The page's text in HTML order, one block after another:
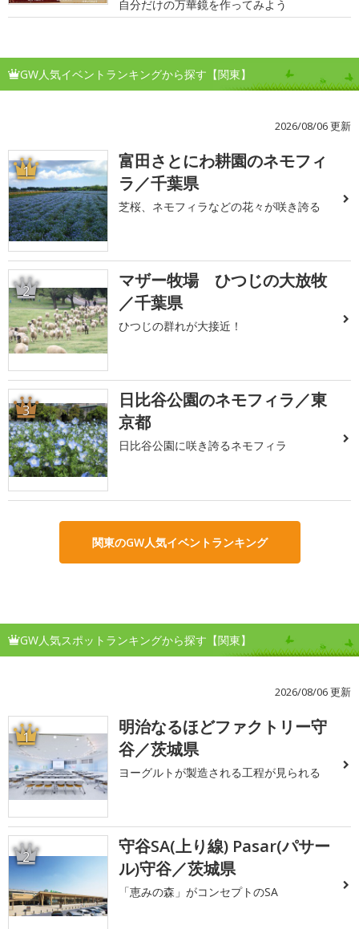
自分だけの万華鏡を作ってみよう
GW人気イベントランキングから探す【関東】
2026/08/06 更新
1
富田さとにわ耕園のネモフィ
ラ／千葉県
芝桜、ネモフィラなどの花々が咲き誇る
2
マザー牧場 ひつじの大放牧
／千葉県
ひつじの群れが大接近！
3
日比谷公園のネモフィラ／東
京都
日比谷公園に咲き誇るネモフィラ
関東のGW人気イベントランキング
GW人気スポットランキングから探す【関東】
2026/08/06 更新
1
明治なるほどファクトリー守
谷／茨城県
ヨーグルトが製造される工程が見られる
2
守谷SA(上り線) Pasar(パサー
ル)守谷／茨城県
「恵みの森」がコンセプトのSA